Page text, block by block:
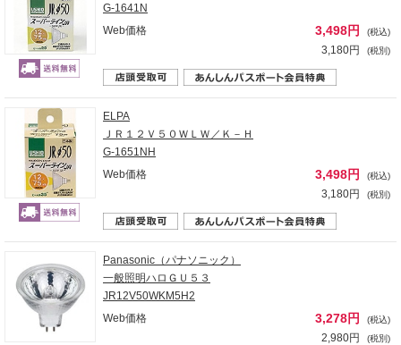
G-1641N
Web価格
3,498円 (税込)
3,180円 (税別)
ELPA
ＪＲ１２Ｖ５０ＷＬＷ／Ｋ－Ｈ
G-1651NH
Web価格
3,498円 (税込)
3,180円 (税別)
Panasonic（パナソニック）
一般照明ハロＧＵ５３
JR12V50WKM5H2
Web価格
3,278円 (税込)
2,980円 (税別)